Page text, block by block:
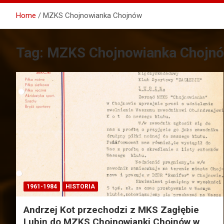
Home MZKS Chojnowianka Chojnów
Tag: MZKS Chojnowianka
1961-1984 HISTORIA
Andrzej Kot przechodzi z MKS Zagłębie
Lubin do MZKS Chojnowianki Chojnów w